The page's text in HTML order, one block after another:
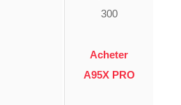
300
Acheter
A95X PRO